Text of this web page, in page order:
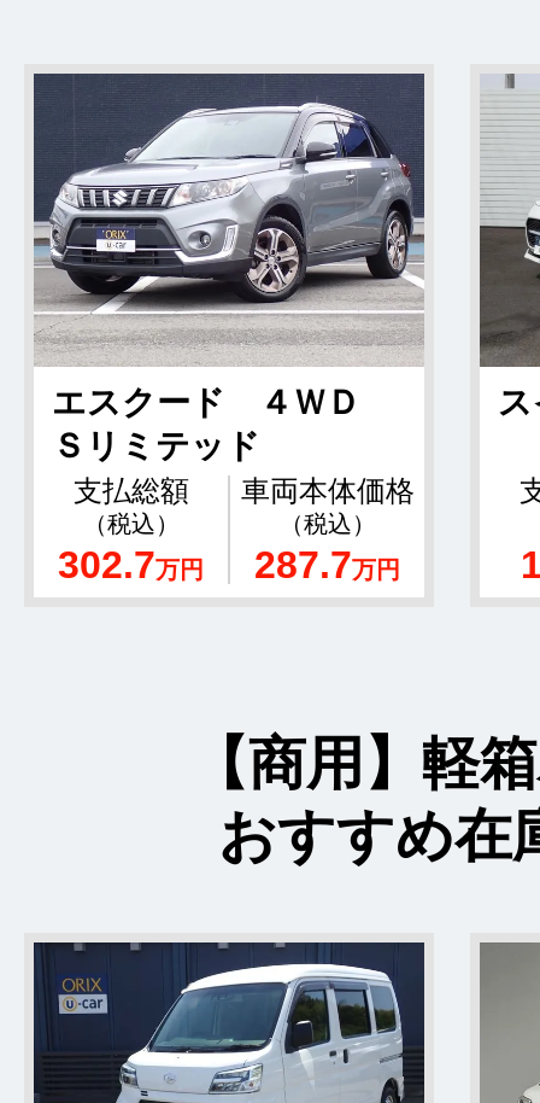
エスクード ４ＷＤ
Ｓリミテッド
支払総額
（税込）
302.7万円
車両本体価格
（税込）
287.7万円
【商用】軽
おすすめ在